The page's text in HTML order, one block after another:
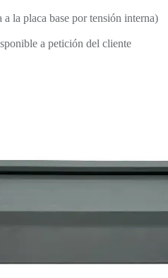
a la placa base por tensión interna)
a petición del cliente